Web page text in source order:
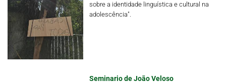
sobre a identidade linguística e cultural na
adolescência".
Seminario de João Veloso